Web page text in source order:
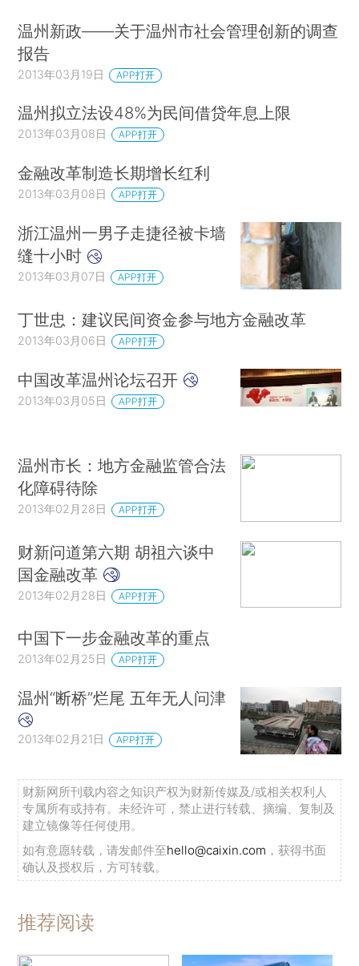
温州新政——关于温州市社会管理创新的调查
报告
2013年03月19日 APP打开
温州拟立法设48%为民间借贷年息上限
2013年03月08日 APP打开
金融改革制造长期增长红利
2013年03月08日 APP打开
浙江温州一男子走捷径被卡墙
缝十小时
2013年03月07日 APP打开
丁世忠：建议民间资金参与地方金融改革
2013年03月06日 APP打开
中国改革温州论坛召开
2013年03月05日 APP打开
温州市长：地方金融监管合法
化障碍待除
2013年02月28日 APP打开
财新问道第六期 胡祖六谈中
国金融改革
2013年02月28日 APP打开
中国下一步金融改革的重点
2013年02月25日 APP打开
温州“断桥”烂尾 五年无人问津
2013年02月21日 APP打开
财新网所刊载内容之知识产权为财新传媒及/或相关权利人
专属所有或持有。未经许可，禁止进行转载、摘编、复制及
建立镜像等任何使用。
如有意愿转载，请发邮件至hello@caixin.com ，获得书面
确认及授权后，方可转载。
推荐阅读